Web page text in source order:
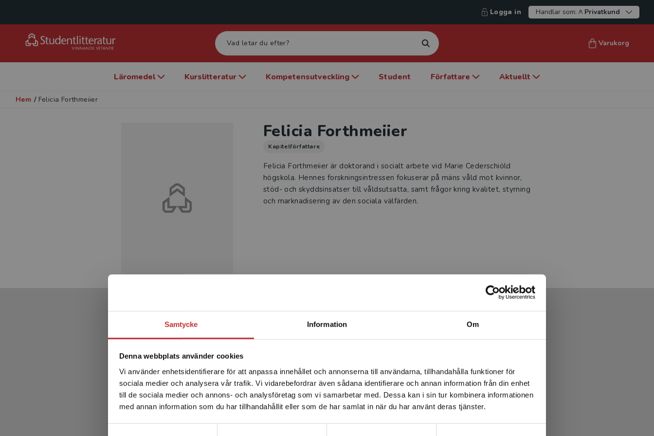
Samtycke Information Om
Denna webbplats använder cookies
Vi använder enhetsidentifierare för att anpassa innehållet och annonserna till användarna, tillhandahålla funktioner för
sociala medier och analysera vår trafik. Vi vidarebefordrar även sådana identifierare och annan information från din enhet
till de sociala medier och annons- och analysföretag som vi samarbetar med. Dessa kan i sin tur kombinera informationen
med annan information som du har tillhandahållit eller som de har samlat in när du har använt deras tjänster.
Begränsad fraktregion
Det verkar som att du besöker studentlitteratur.se via en
enhet utanför Sverige. Vi erbjuder inte leveranser utanför
Sverige. För att kunna slutföra ett köp måste
leveransadressen vara i Sverige.Läs mer
Logga in Handlar som: Privatkund
Varukorg
Läromedel Kurslitteratur Kompetensutveckling Student Författare Aktuellt
Hem / Felicia Forthmeiier
Felicia Forthmeiier
Kapitelförfattare
Felicia Forthmeiier är doktorand i socialt arbete vid Marie Cederschiöld
högskola. Hennes forskningsintressen fokuserar på mäns våld mot kvinnor,
stöd- och skyddsinsatser till våldsutsatta, samt frågor kring kvalitet, styrning
och marknadisering av den sociala välfärden.
Produkter